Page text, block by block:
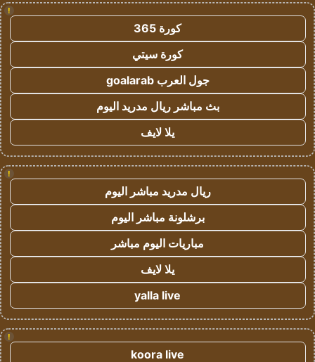
!
كورة 365
كورة سيتي
جول العرب goalarab
بث مباشر ريال مدريد اليوم
يلا لايف
!
ريال مدريد مباشر اليوم
برشلونة مباشر اليوم
مباريات اليوم مباشر
يلا لايف
yalla live
!
koora live